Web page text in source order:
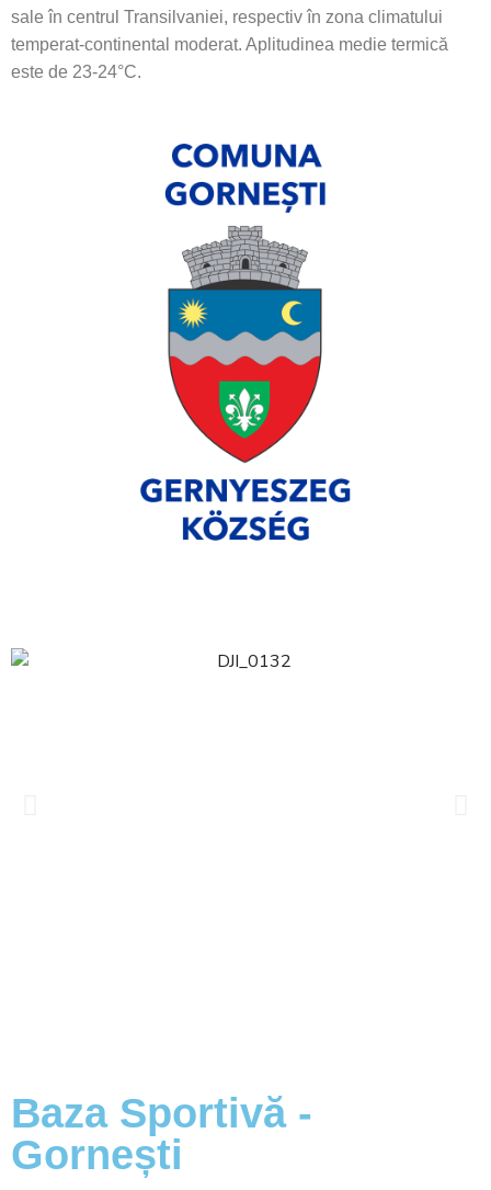
sale în centrul Transilvaniei, respectiv în zona climatului
temperat-continental moderat. Aplitudinea medie termică
este de 23-24°C.
Baza Sportivă -
Gornești